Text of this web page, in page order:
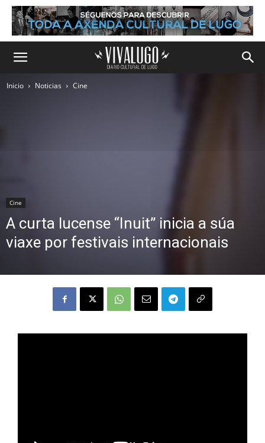
Inicio Noticias Cine
Cine
A curta lucense “Inuit” inicia a súa
viaxe por festivais internacionais